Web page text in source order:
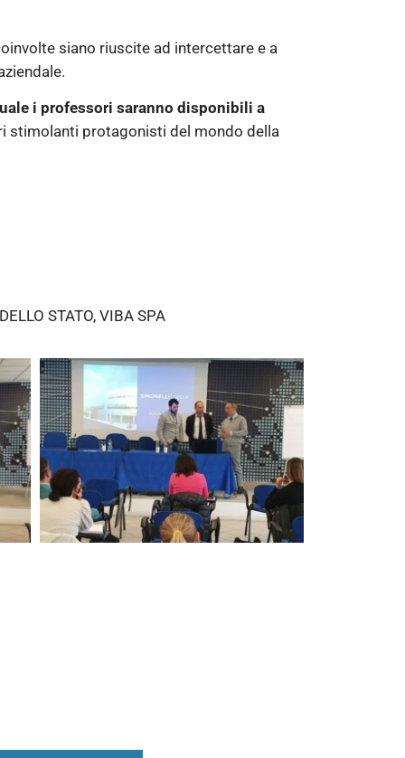
siano riuscite ad intercettare e a
i professori saranno disponibili a
stimolanti protagonisti del mondo della
STATO, VIBA SPA